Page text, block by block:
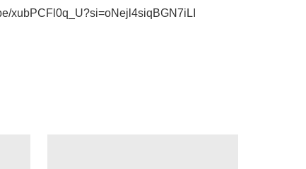
xubPCFl0q_U?si=oNejl4siqBGN7iLI